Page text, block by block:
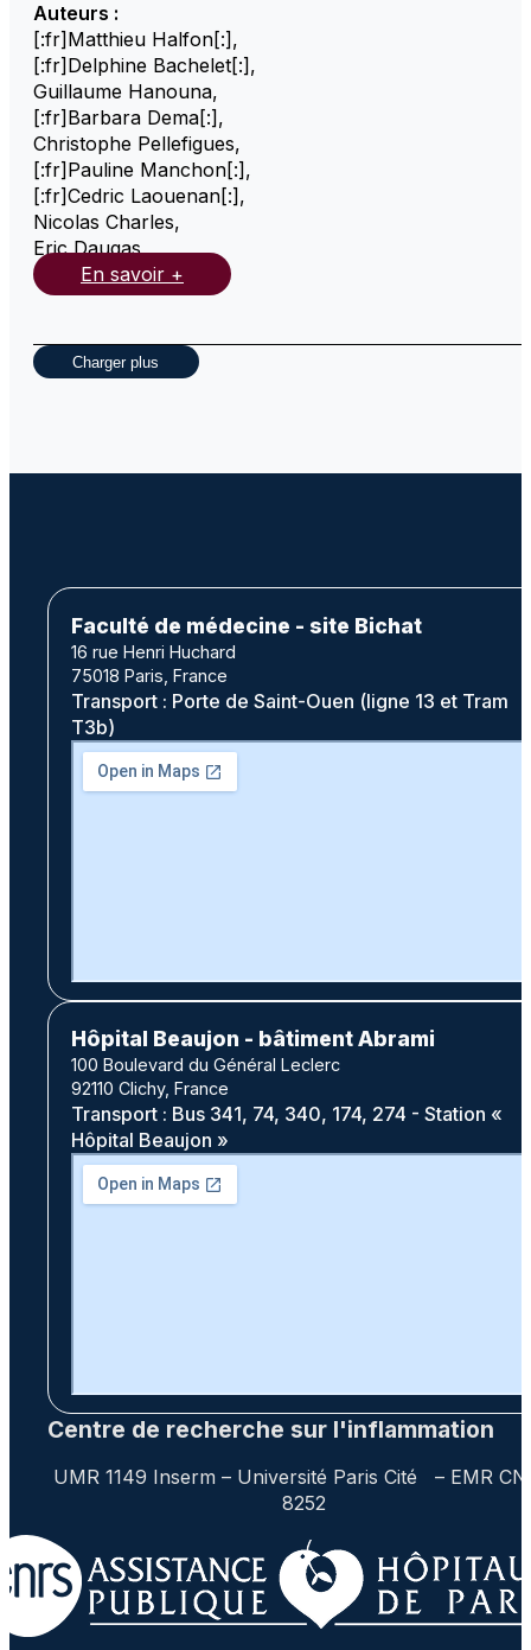
Auteurs :
[:fr]Matthieu Halfon[:] ,
[:fr]Delphine Bachelet[:] ,
Guillaume Hanouna,
[:fr]Barbara Dema[:] ,
Christophe Pellefigues,
[:fr]Pauline Manchon[:] ,
[:fr]Cedric Laouenan[:] ,
Nicolas Charles,
Eric Daugas,
En savoir +
Charger plus
Faculté de médecine - site Bichat
16 rue Henri Huchard
75018 Paris, France
Transport : Porte de Saint-Ouen (ligne 13 et Tram
T3b)
Hôpital Beaujon - bâtiment Abrami
100 Boulevard du Général Leclerc
92110 Clichy, France
Transport : Bus 341, 74, 340, 174, 274 - Station «
Hôpital Beaujon »
Centre de recherche sur l'inflammation
UMR 1149 Inserm – Université Paris Cité – EMR
8252